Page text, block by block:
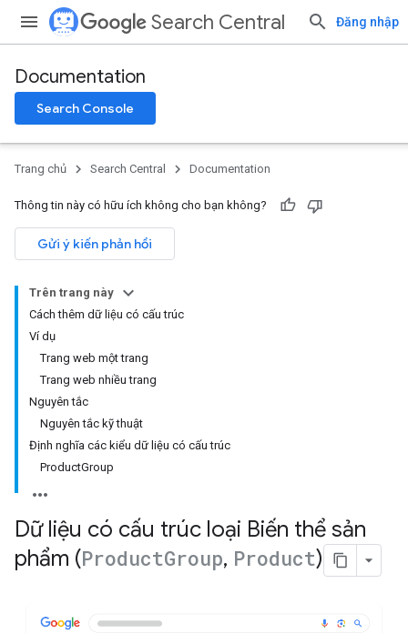
Search Central Đăng nhập
Documentation
Search Console
Trang chủ Search Central Documentation
Thông tin này có hữu ích không cho bạn không?
Gửi ý kiến phản hồi
Trên trang này
Cách thêm dữ liệu có cấu trúc
Ví dụ
Trang web một trang
Trang web nhiều trang
Nguyên tắc
Nguyên tắc kỹ thuật
Định nghĩa các kiểu dữ liệu có cấu trúc
ProductGroup
Dữ liệu có cấu trúc loại Biến thể sản
phẩm (ProductGroup, Product)